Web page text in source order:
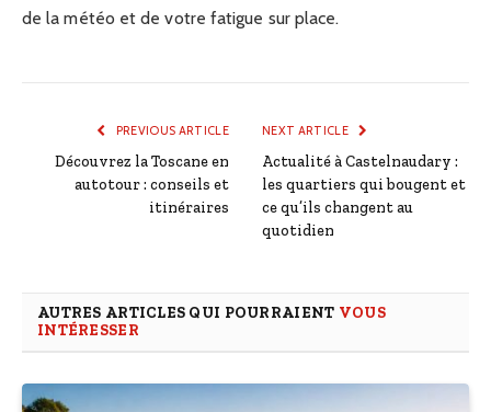
de la météo et de votre fatigue sur place.
PREVIOUS ARTICLE
Découvrez la Toscane en
autotour : conseils et
itinéraires
NEXT ARTICLE
Actualité à Castelnaudary :
les quartiers qui bougent et
ce qu’ils changent au
quotidien
AUTRES ARTICLES QUI POURRAIENT VOUS
INTÉRESSER